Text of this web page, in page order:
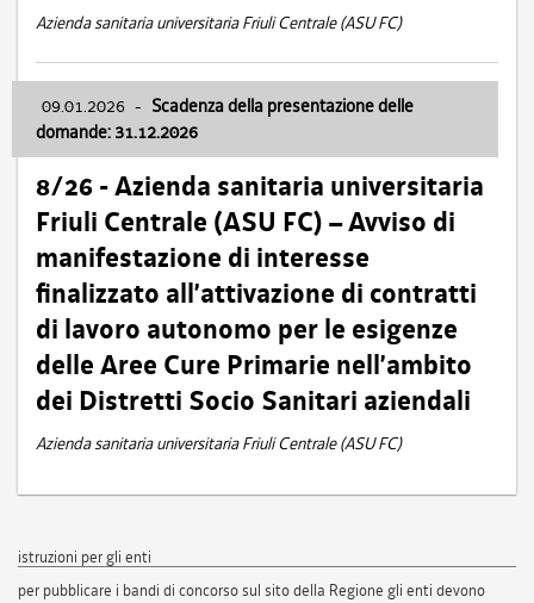
Azienda sanitaria universitaria Friuli Centrale (ASU FC)
09.01.2026 - Scadenza della presentazione delle
domande: 31.12.2026
8/26 - Azienda sanitaria universitaria
Friuli Centrale (ASU FC) – Avviso di
manifestazione di interesse
finalizzato all’attivazione di contratti
di lavoro autonomo per le esigenze
delle Aree Cure Primarie nell’ambito
dei Distretti Socio Sanitari aziendali
Azienda sanitaria universitaria Friuli Centrale (ASU FC)
istruzioni per gli enti
per pubblicare i bandi di concorso sul sito della Regione gli enti devono